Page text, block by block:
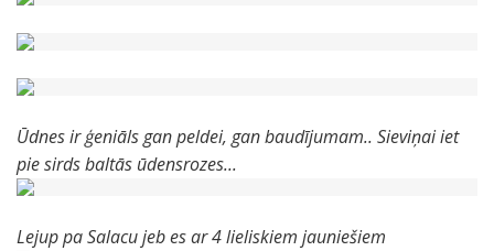
Ūdnes ir ģeniāls gan peldei, gan baudījumam.. Sieviņai iet
pie sirds baltās ūdensrozes...
Lejup pa Salacu jeb es ar 4 lieliskiem jauniešiem